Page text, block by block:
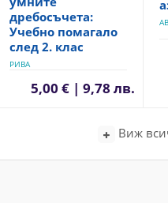
дребосъчета:
Учебно помагало
след 2. клас
РИВА
5,00 € | 9,78 лв.
Виж